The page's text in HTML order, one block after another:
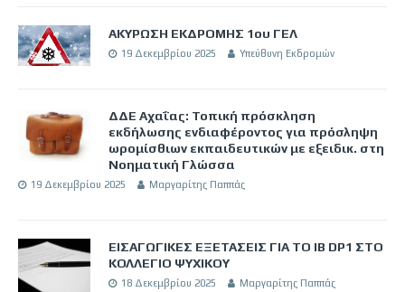
ΑΚΥΡΩΣΗ ΕΚΔΡΟΜΗΣ 1ου ΓΕΛ
19 Δεκεμβρίου 2025 Υπεύθυνη Εκδρομών
ΔΔΕ Αχαΐας: Τοπική πρόσκληση
εκδήλωσης ενδιαφέροντος για πρόσληψη
ωρομίσθιων εκπαιδευτικών με εξειδικ. στη
Νοηματική Γλώσσα
19 Δεκεμβρίου 2025 Μαργαρίτης Παππάς
ΕΙΣΑΓΩΓΙΚΕΣ ΕΞΕΤΑΣΕΙΣ ΓΙΑ ΤΟ IB DP1 ΣΤΟ
ΚΟΛΛΕΓΙΟ ΨΥΧΙΚΟΥ
18 Δεκεμβρίου 2025 Μαργαρίτης Παππάς